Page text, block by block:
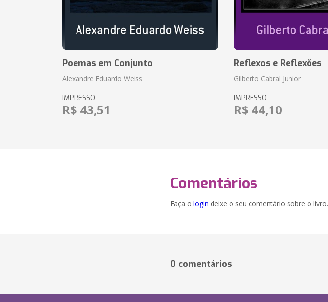
Poemas em Conjunto
Alexandre Eduardo Weiss
IMPRESSO
R$ 43,51
Reflexos e Reflexões
Gilberto Cabral Junior
IMPRESSO
R$ 44,10
Comentários
Faça o login deixe o seu comentário sobre o livro.
0 comentários